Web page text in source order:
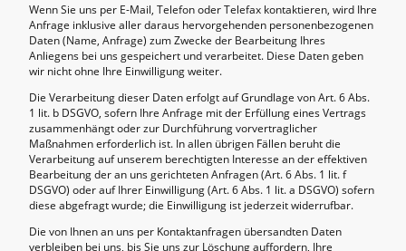
Wenn Sie uns per E-Mail, Telefon oder Telefax kontaktieren, wird Ihre
Anfrage inklusive aller daraus hervorgehenden personenbezogenen
Daten (Name, Anfrage) zum Zwecke der Bearbeitung Ihres
Anliegens bei uns gespeichert und verarbeitet. Diese Daten geben
wir nicht ohne Ihre Einwilligung weiter.
Die Verarbeitung dieser Daten erfolgt auf Grundlage von Art. 6 Abs.
1 lit. b DSGVO, sofern Ihre Anfrage mit der Erfüllung eines Vertrags
zusammenhängt oder zur Durchführung vorvertraglicher
Maßnahmen erforderlich ist. In allen übrigen Fällen beruht die
Verarbeitung auf unserem berechtigten Interesse an der effektiven
Bearbeitung der an uns gerichteten Anfragen (Art. 6 Abs. 1 lit. f
DSGVO) oder auf Ihrer Einwilligung (Art. 6 Abs. 1 lit. a DSGVO) sofern
diese abgefragt wurde; die Einwilligung ist jederzeit widerrufbar.
Die von Ihnen an uns per Kontaktanfragen übersandten Daten
verbleiben bei uns, bis Sie uns zur Löschung auffordern, Ihre